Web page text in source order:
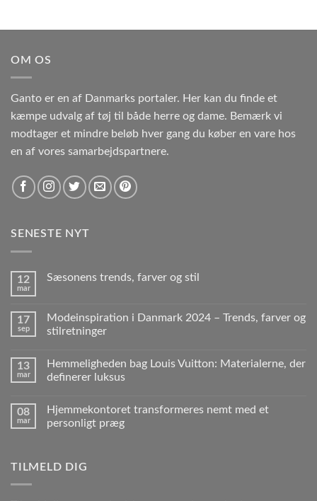
OM OS
Ganto er en af Danmarks portaler. Her kan du finde et
kæmpe udvalg af tøj til både herre og dame. Bemærk vi
modtager et mindre beløb hver gang du køber en vare hos
en af vores samarbejdspartnere.
SENESTE NYT
12
mar
Sæsonens trends, farver og stil
17
sep
Modeinspiration i Danmark 2024 – Trends, farver og
stilretninger
13
mar
Hemmeligheden bag Louis Vuitton: Materialerne, der
definerer luksus
08
mar
Hjemmekontoret transformeres nemt med et
personligt præg
TILMELD DIG